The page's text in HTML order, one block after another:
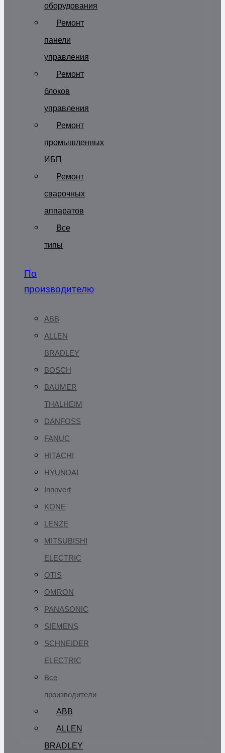
оборудования
Ремонт
панели
управления
Ремонт
блоков
управления
Ремонт
промышленных
ИБП
Ремонт
сварочных
аппаратов
Все
типы
По
производителю
ABB
ALLEN
BRADLEY
BOSCH
BAUMER
THALHEIM
DANFOSS
FANUC
HITACHI
HYUNDAI
Innovert
KONE
LENZE
MITSUBISHI
ELECTRIC
OTIS
OMRON
PANASONIC
SIEMENS
SCHNEIDER
ELECTRIC
Все
производители
ABB
ALLEN
BRADLEY